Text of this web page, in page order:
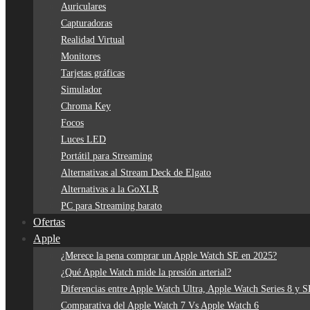
Auriculares
Capturadoras
Realidad Virtual
Monitores
Tarjetas gráficas
Simulador
Chroma Key
Focos
Luces LED
Portátil para Streaming
Alternativas al Stream Deck de Elgato
Alternativas a la GoXLR
PC para Streaming barato
Ofertas
Apple
¿Merece la pena comprar un Apple Watch SE en 2025?
¿Qué Apple Watch mide la presión arterial?
Diferencias entre Apple Watch Ultra, Apple Watch Series 8 y
Comparativa del Apple Watch 7 Vs Apple Watch 6